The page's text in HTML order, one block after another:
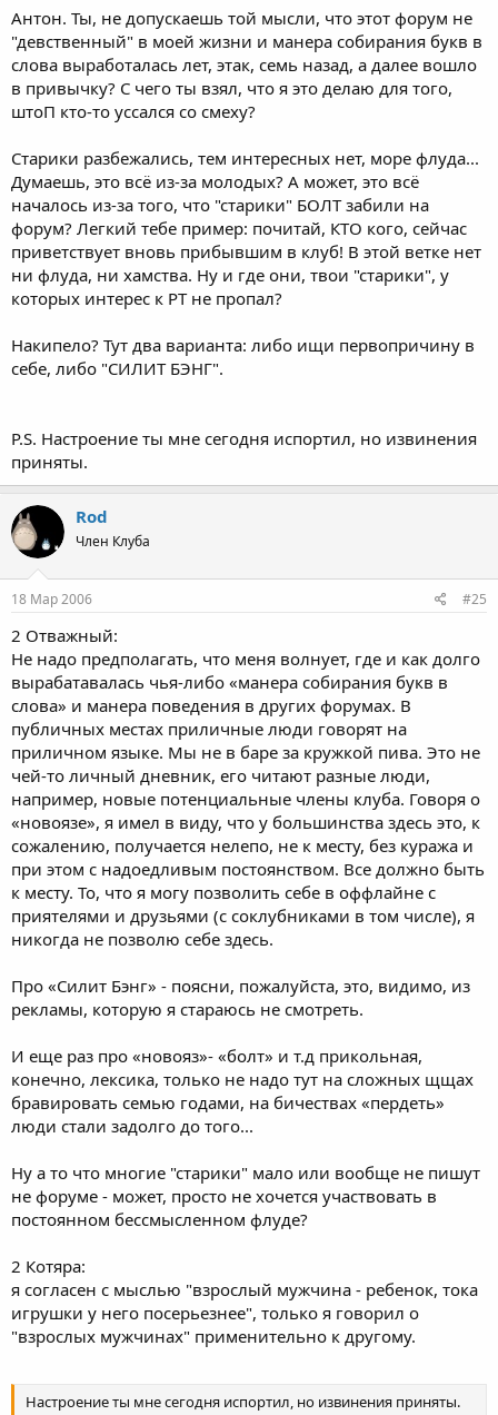
Антон. Ты, не допускаешь той мысли, что этот форум не
"девственный" в моей жизни и манера собирания букв в
слова выработалась лет, этак, семь назад, а далее вошло
в привычку? С чего ты взял, что я это делаю для того,
штоП кто-то уссался со смеху?
Старики разбежались, тем интересных нет, море флуда...
Думаешь, это всё из-за молодых? А может, это всё
началось из-за того, что "старики" БОЛТ забили на
форум? Легкий тебе пример: почитай, КТО кого, сейчас
приветствует вновь прибывшим в клуб! В этой ветке нет
ни флуда, ни хамства. Ну и где они, твои "старики", у
которых интерес к РТ не пропал?
Накипело? Тут два варианта: либо ищи первопричину в
себе, либо "СИЛИТ БЭНГ".
P.S. Настроение ты мне сегодня испортил, но извинения
приняты.
Rod
Член Клуба
18 Мар 2006 #25
2 Отважный:
Не надо предполагать, что меня волнует, где и как долго
вырабатавалась чья-либо «манера собирания букв в
слова» и манера поведения в других форумах. В
публичных местах приличные люди говорят на
приличном языке. Мы не в баре за кружкой пива. Это не
чей-то личный дневник, его читают разные люди,
например, новые потенциальные члены клуба. Говоря о
«новоязе», я имел в виду, что у большинства здесь это, к
сожалению, получается нелепо, не к месту, без куража и
при этом с надоедливым постоянством. Все должно быть
к месту. То, что я могу позволить себе в оффлайне с
приятелями и друзьями (с соклубниками в том числе), я
никогда не позволю себе здесь.
Про «Силит Бэнг» - поясни, пожалуйста, это, видимо, из
рекламы, которую я стараюсь не смотреть.
И еще раз про «новояз»- «болт» и т.д прикольная,
конечно, лексика, только не надо тут на сложных щщах
бравировать семью годами, на бичествах «пердеть»
люди стали задолго до того...
Ну а то что многие "старики" мало или вообще не пишут
не форуме - может, просто не хочется участвовать в
постоянном бессмысленном флуде?
2 Котяра:
я согласен с мыслью "взрослый мужчина - ребенок, тока
игрушки у него посерьезнее", только я говорил о
"взрослых мужчинах" применительно к другому.
Настроение ты мне сегодня испортил, но извинения приняты.